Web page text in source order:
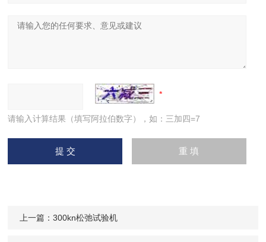
请输入计算结果（填写阿拉伯数字），如：三加四=7
上一篇：300kn松弛试验机